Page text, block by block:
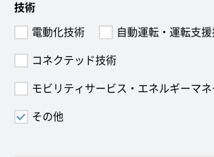
技術
電動化技術
自動運転・運転支
コネクテッド技術
モビリティサービス・エネルギーマ
その他